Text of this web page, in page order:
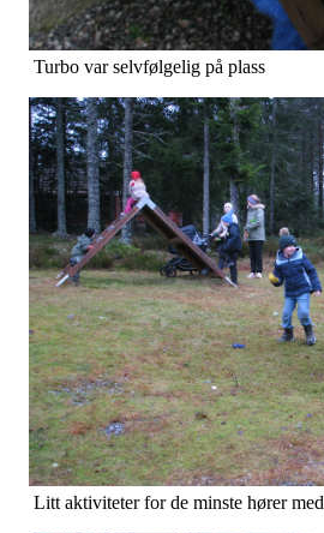
Turbo var selvfølgelig på plass
Litt aktiviteter for de minste hører med